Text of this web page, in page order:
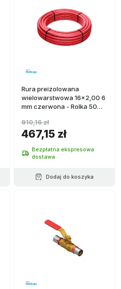
Rura preizolowana
wielowarstwowa 16x2,00 6
mm czerwona - Rolka 50
467,15 zł
910,16 zł
Bezpłatna ekspresowa
dostawa
Dodaj do koszyka